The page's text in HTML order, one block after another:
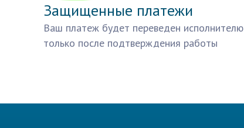
Защищенные платежи
Ваш платеж будет переведен исполнителю
только после подтверждения работы